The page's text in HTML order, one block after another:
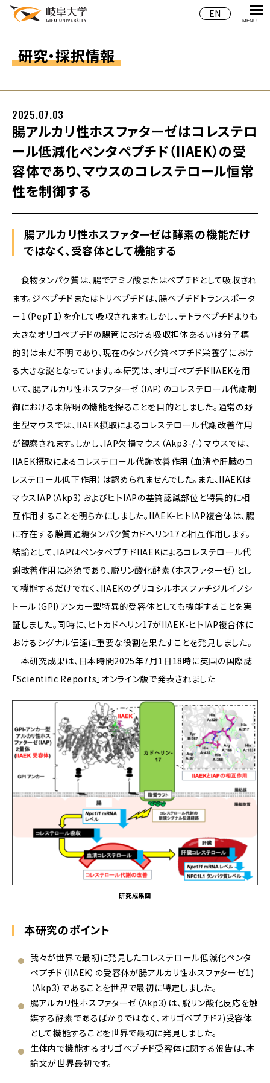
EN
MENU
研究・採択情報
腸アルカリ性ホスファターゼはコレステロ
ール低減化ペンタペプチド（IIAEK）の受
容体であり、マウスのコレステロール恒常
性を制御する
2025.07.03
腸アルカリ性ホスファターゼは酵素の機能だけ
ではなく、受容体として機能する
食物タンパク質は、腸でアミノ酸またはペプチドとして吸収され
ます。ジペプチドまたはトリペプチドは、腸ペプチドトランスポータ
ー1（PepT1）を介して吸収されます。しかし、テトラペプチドよりも
大きなオリゴペプチドの腸管における吸収担体あるいは分子標
的3)は未だ不明であり、現在のタンパク質ペプチド栄養学におけ
る大きな謎となっています。本研究は、オリゴペプチドIIAEKを用
いて、腸アルカリ性ホスファターゼ（IAP）のコレステロール代謝制
御における未解明の機能を探ることを目的としました。通常の野
生型マウスでは、IIAEK摂取によるコレステロール代謝改善作用
が観察されます。しかし、IAP欠損マウス（Akp3-/-）マウスでは、
IIAEK摂取によるコレステロール代謝改善作用（血清や肝臓のコ
レステロール低下作用）は認められませんでした。また、IIAEKは
マウスIAP（Akp3）およびヒトIAPの基質認識部位と特異的に相
互作用することを明らかにしました。IIAEK-ヒトIAP複合体は、腸
に存在する膜貫通糖タンパク質カドヘリン17と相互作用します。
結論として、IAPはペンタペプチドIIAEKによるコレステロール代
謝改善作用に必須であり、脱リン酸化酵素（ホスファターゼ）とし
て機能するだけでなく、IIAEKのグリコシルホスファチジルイノシ
トール（GPI）アンカー型特異的受容体としても機能することを実
証しました。同時に、ヒトカドヘリン17がIIAEK-ヒトIAP複合体に
おけるシグナル伝達に重要な役割を果たすことを発見しました。
本研究成果は、日本時間2025年7月1日18時に英国の国際誌
「Scientific Reports」オンライン版で発表されました
研究成果図
本研究のポイント
我々が世界で最初に発見したコレステロール低減化ペンタ
ペプチド（IIAEK）の受容体が腸アルカリ性ホスファターゼ1)
（Akp3）であることを世界で最初に特定しました。
腸アルカリ性ホスファターゼ（Akp3）は、脱リン酸化反応を触
媒する酵素であるばかりではなく、オリゴペプチド2)受容体
として機能することを世界で最初に発見しました。
生体内で機能するオリゴペプチド受容体に関する報告は、本
論文が世界最初です。